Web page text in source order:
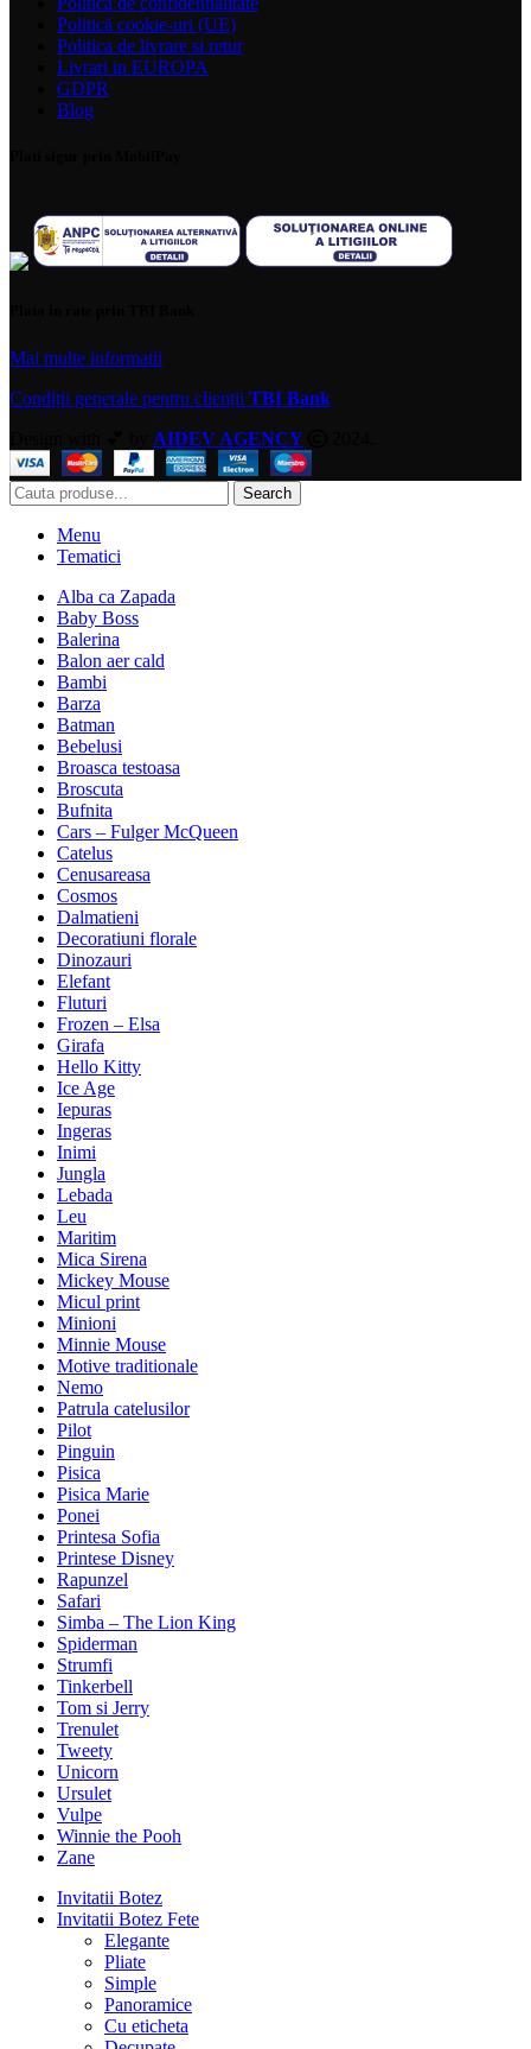
Politică cookie-uri (UE)
Politica de livrare si retur
Livrari in EUROPA
GDPR
Blog
Mai multe informatii
Condiții generale pentru clienții TBI Bank
AIDEV AGENCY
Search
Menu
Tematici
Alba ca Zapada
Baby Boss
Balerina
Balon aer cald
Bambi
Barza
Batman
Bebelusi
Broasca testoasa
Broscuta
Bufnita
Cars – Fulger McQueen
Catelus
Cenusareasa
Cosmos
Dalmatieni
Decoratiuni florale
Dinozauri
Elefant
Fluturi
Frozen – Elsa
Girafa
Hello Kitty
Ice Age
Iepuras
Ingeras
Inimi
Jungla
Lebada
Leu
Maritim
Mica Sirena
Mickey Mouse
Micul print
Minioni
Minnie Mouse
Motive traditionale
Nemo
Patrula catelusilor
Pilot
Pinguin
Pisica
Pisica Marie
Ponei
Printesa Sofia
Printese Disney
Rapunzel
Safari
Simba – The Lion King
Spiderman
Strumfi
Tinkerbell
Tom si Jerry
Trenulet
Tweety
Unicorn
Ursulet
Vulpe
Winnie the Pooh
Zane
Invitatii Botez
Invitatii Botez Fete
Elegante
Pliate
Simple
Panoramice
Cu eticheta